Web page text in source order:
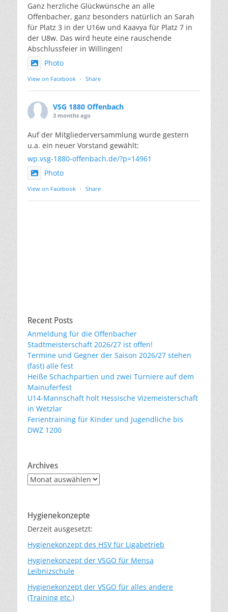
Ganz herzliche Glückwünsche an alle
Offenbacher, ganz besonders natürlich an Sarah
für Platz 3 in der U16w und Kaavya für Platz 7 in
der U8w. Das wird heute eine rauschende
Abschlussfeier in Willingen!
Photo
View on Facebook · Share
VSG 1880 Offenbach
3 months ago
Auf der Mitgliederversammlung wurde gestern
u.a. ein neuer Vorstand gewählt:
wp.vsg-1880-offenbach.de/?p=14961
Photo
View on Facebook · Share
Recent Posts
Anmeldung für die Offenbacher
Stadtmeisterschaft 2026/27 ist offen!
Termine und Gegner der Saison 2026/27 stehen
(fast) alle fest
Heiße Schachpartien und zwei Turniere auf dem
Mainuferfest
U14-Mannschaft holt Hessische Vizemeisterschaft
in Wetzlar
Ferientraining für Kinder und Jugendliche bis
DWZ 1200
Archives
Archives
Hygienekonzepte
Derzeit ausgesetzt:
Hygienekonzept des HSV für Ligabetrieb
Hygienekonzept der VSGO für Mensa
Leibnizschule
Hygienekonzept der VSGO für alles andere
(Training etc.)